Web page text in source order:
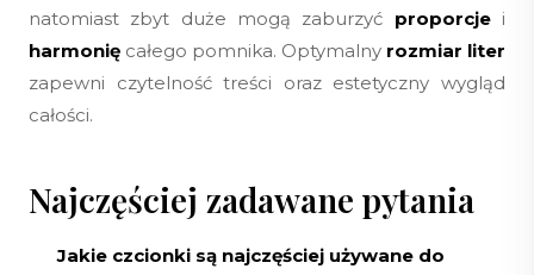
natomiast zbyt duże mogą zaburzyć proporcjei
harmonię całego pomnika. Optymalny rozmiar liter
zapewni czytelność treści oraz estetyczny wygląd
całości.
Najczęściej zadawane pytania
Jakie czcionki są najczęściej używane do